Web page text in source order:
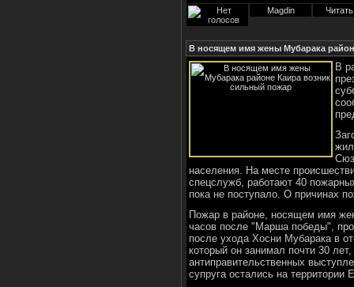
Magdin
В носящем имя жены Мубарака
В
населения. На месте
спецслужб, работают 40
пока не поступало. О причинах
Пожар в районе, носящем имя
часов после "Марша победы",
после ухода Хосни Мубарака в
который он занимал почти 30
антиправительственных
супруга остались на территории